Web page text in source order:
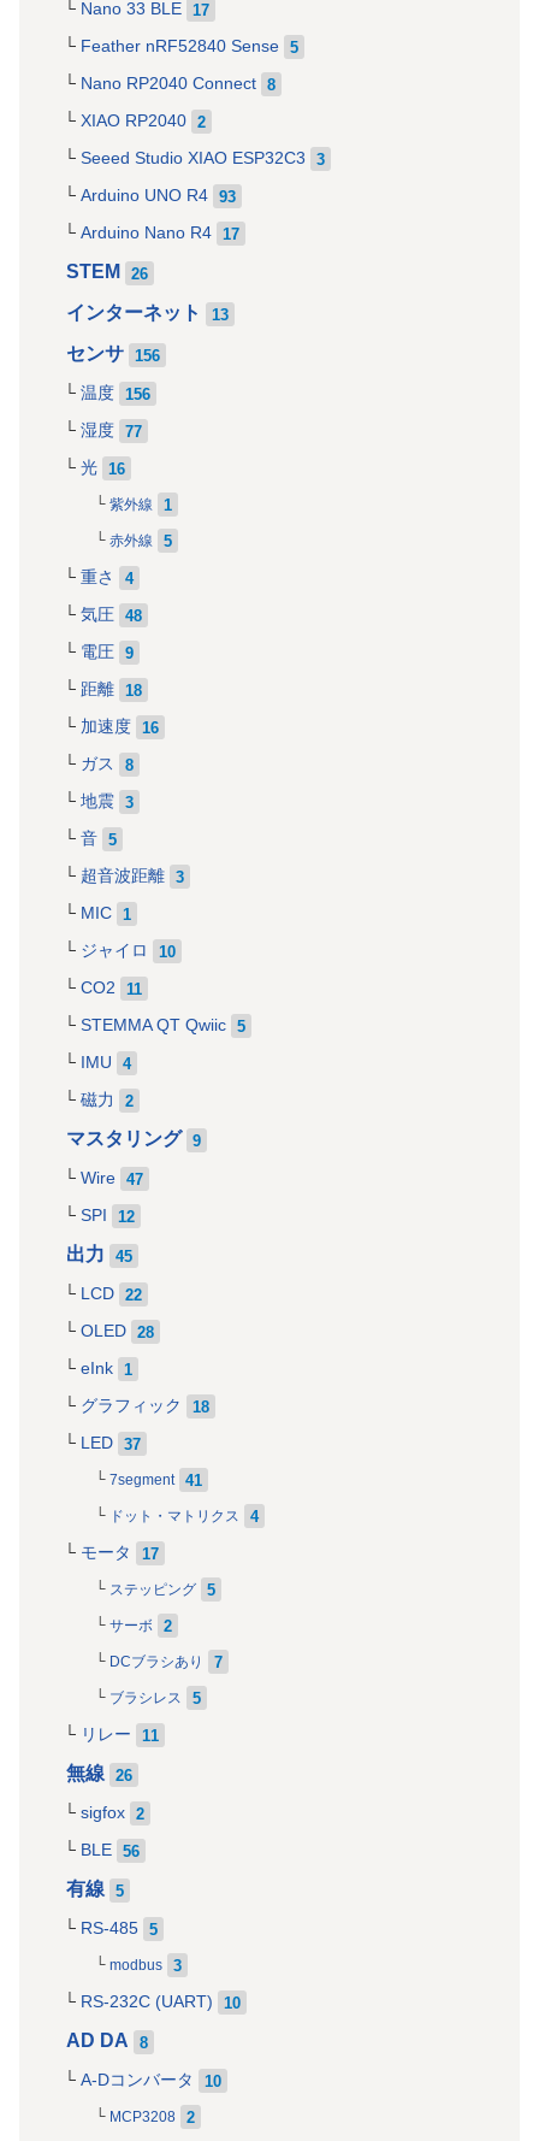
Nano 33 BLE 17
Feather nRF52840 Sense 5
Nano RP2040 Connect 8
XIAO RP2040 2
Seeed Studio XIAO ESP32C3 3
Arduino UNO R4 93
Arduino Nano R4 17
STEM 26
インターネット 13
センサ 156
温度 156
湿度 77
光 16
紫外線 1
赤外線 5
重さ 4
気圧 48
電圧 9
距離 18
加速度 16
ガス 8
地震 3
音 5
超音波距離 3
MIC 1
ジャイロ 10
CO2 11
STEMMA QT Qwiic 5
IMU 4
磁力 2
マスタリング 9
Wire 47
SPI 12
出力 45
LCD 22
OLED 28
eInk 1
グラフィック 18
LED 37
7segment 41
ドット・マトリクス 4
モータ 17
ステッピング 5
サーボ 2
DCブラシあり 7
ブラシレス 5
リレー 11
無線 26
sigfox 2
BLE 56
有線 5
RS-485 5
modbus 3
RS-232C (UART) 10
AD DA 8
A-Dコンバータ 10
MCP3208 2